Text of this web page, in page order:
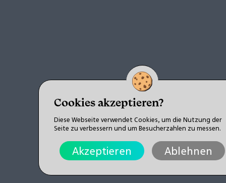
Cookies akzeptieren?
Diese Webseite verwendet Cookies, um die Nutzung der
Seite zu verbessern und um Besucherzahlen zu messen.
Akzeptieren Ablehnen